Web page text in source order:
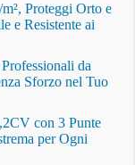
Proteggi Orto e
e Resistente ai
da
Sforzo nel Tuo
con 3 Punte
per Ogni